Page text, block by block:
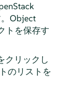
Object
トを保存す
クリックし
のリストを